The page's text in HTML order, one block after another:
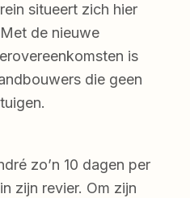
situeert zich hier
de nieuwe
is
die geen
zo’n 10 dagen per
zijn revier. Om zijn